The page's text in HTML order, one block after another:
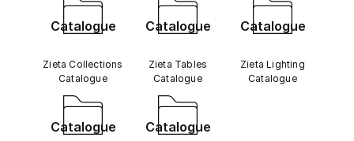
Catalogue
Zieta Collections
Catalogue
Catalogue
Zieta Tables
Catalogue
Catalogue
Zieta Lighting
Catalogue
Catalogue Catalogue